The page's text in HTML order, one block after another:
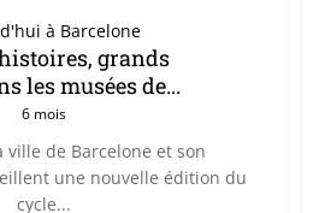
à Barcelone
grands
les musées de...
6 mois
ville de Barcelone et son
une nouvelle édition du
cycle...